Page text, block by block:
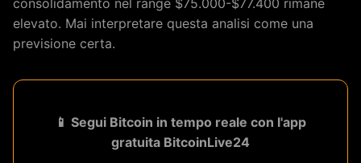
elevato. Mai interpretare questa analisi come una
previsione certa.
📱 Segui Bitcoin in tempo reale con l'app
gratuita BitcoinLive24